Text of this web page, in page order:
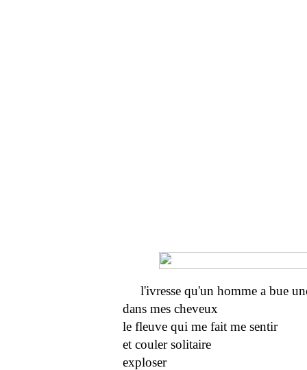
l'ivresse qu'un homme a bue
dans mes cheveux
le fleuve qui me fait me sentir
et couler solitaire
exploser